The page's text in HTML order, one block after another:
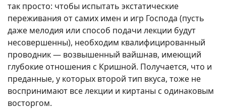
так просто: чтобы испытать экстатические
переживания от самих имен и игр Господа (пусть
даже мелодия или способ подачи лекции будут
несовершенны), необходим квалифицированный
проводник — возвышенный вайшнав, имеющий
глубокие отношения с Кришной. Получается, что и
преданные, у которых второй тип вкуса, тоже не
воспринимают все лекции и киртаны с одинаковым
восторгом.